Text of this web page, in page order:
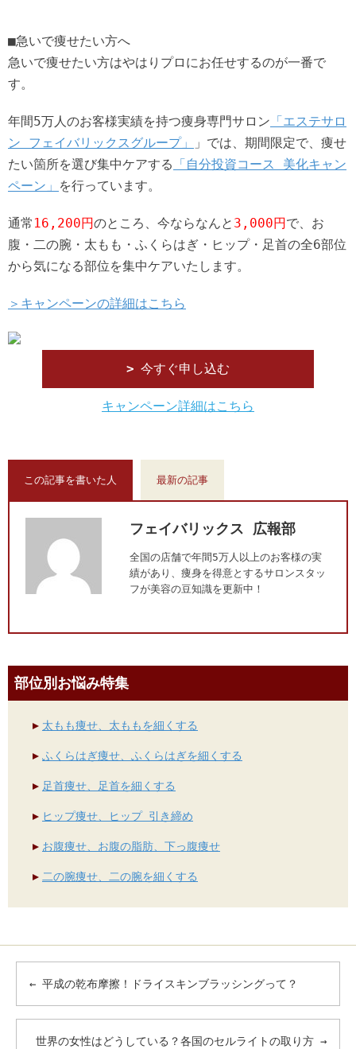
■急いで痩せたい方へ
急いで痩せたい方はやはりプロにお任せするのが一番で
す。
年間5万人のお客様実績を持つ痩身専門サロン 「エステサロ
ン フェイバリックスグループ」
」では、期間限定で、痩せ
たい箇所を選び集中ケアする 「自分投資コース 美化キャン
ペーン」 を行っています。
通常 16,200円のところ、今ならなんと 3,000円 で、お
腹・二の腕・太もも・ふくらはぎ・ヒップ・足首の全6部位
から気になる部位を集中ケアいたします。
＞キャンペーンの詳細はこちら
今すぐ申し込む
キャンペーン詳細はこちら
この記事を書いた人 最新の記事
フェイバリックス 広報部
全国の店舗で年間5万人以上のお客様の実
績があり、痩身を得意とするサロンスタッ
フが美容の豆知識を更新中！
部位別お悩み特集
太もも痩せ、太ももを細くする
ふくらはぎ痩せ、ふくらはぎを細くする
足首痩せ、足首を細くする
ヒップ痩せ、ヒップ 引き締め
お腹痩せ、お腹の脂肪、下っ腹痩せ
二の腕痩せ、二の腕を細くする
← 平成の乾布摩擦！ドライスキンブラッシングって？
世界の女性はどうしている？各国のセルライトの取り方 →